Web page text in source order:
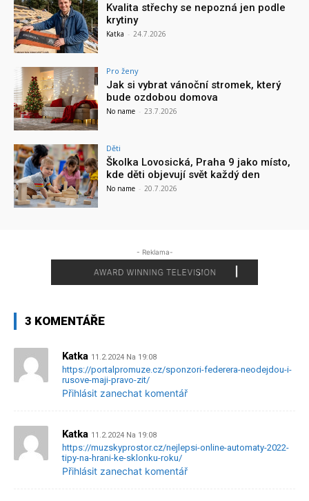
Kvalita střechy se nepozná jen podle
krytiny
Katka - 24.7.2026
Pro ženy
Jak si vybrat vánoční stromek, který
bude ozdobou domova
No name - 23.7.2026
Děti
Školka Lovosická, Praha 9 jako místo,
kde děti objevují svět každý den
No name - 20.7.2026
- Reklama-
3 KOMENTÁŘE
Katka 11.2.2024 Na 19:08
https://portalpromuze.cz/sponzori-federera-neodejdou-i-
rusove-maji-pravo-zit/
Přihlásit zanechat komentář
Katka 11.2.2024 Na 19:08
https://muzskyprostor.cz/nejlepsi-online-automaty-2022-
tipy-na-hrani-ke-sklonku-roku/
Přihlásit zanechat komentář